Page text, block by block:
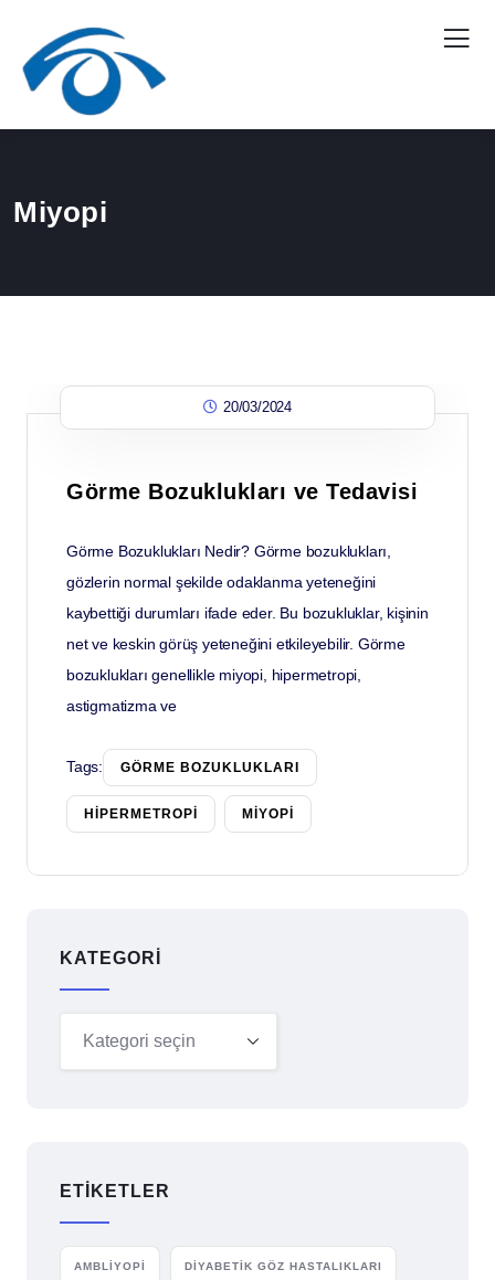
Miyopi
20/03/2024
Görme Bozuklukları ve Tedavisi
Görme Bozuklukları Nedir? Görme bozuklukları,
gözlerin normal şekilde odaklanma yeteneğini
kaybettiği durumları ifade eder. Bu bozukluklar, kişinin
net ve keskin görüş yeteneğini etkileyebilir. Görme
bozuklukları genellikle miyopi, hipermetropi,
astigmatizma ve
Tags: GÖRME BOZUKLUKLARI
HIPERMETROPI MIYOPI
KATEGORI
ETIKETLER
AMBLIYOPI DIYABETIK GÖZ HASTALIKLARI